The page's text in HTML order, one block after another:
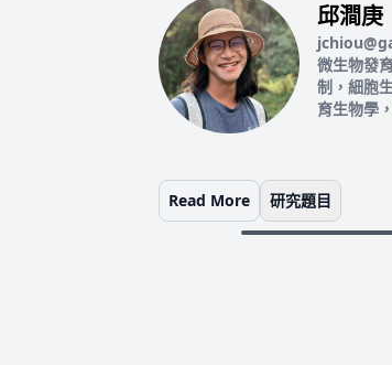
邱澗庚
微生物發
制，細胞
育生物學
Read More 研究題目